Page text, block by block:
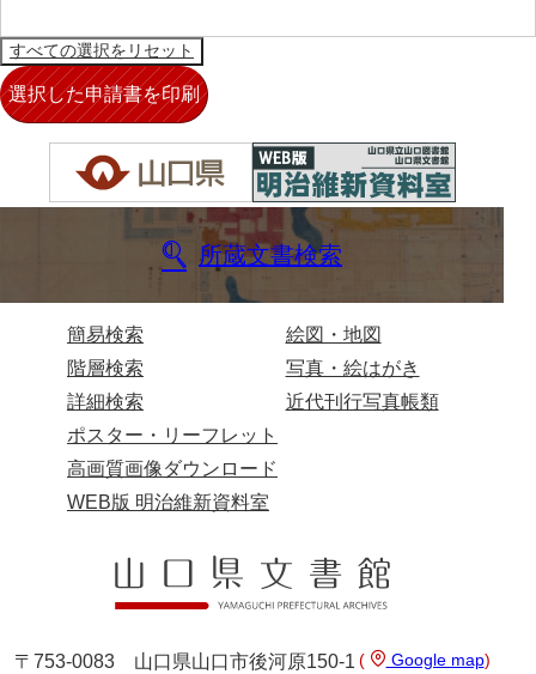
学館
凶事分類・吉凶書抜
朝鮮人来聘記
出津切手
御書御判物控
政刑両余藪目簿
諸令治法両部抜要
年中行事
年表
所蔵文書検索
簡易検索
階層検索
詳細検索
絵図・地図
写真・絵はがき
近代刊行写真帳類
ポスター・リーフレット
高画質画像ダウンロード
WEB版 明治維新資料室
〒753-0083 山口県山口市後河原150-1 ( Google map)